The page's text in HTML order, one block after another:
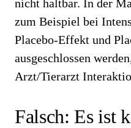
nicht haltbar. In der
zum Beispiel bei
Placebo-Effekt und
ausgeschlossen
Arzt/Tierarzt
Falsch: Es ist